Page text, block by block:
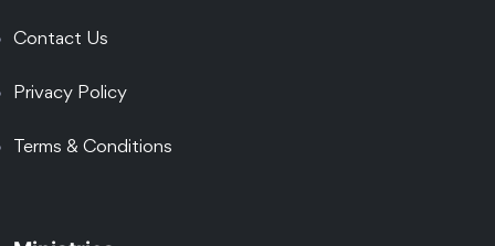
Contact Us
Privacy Policy
Terms & Conditions